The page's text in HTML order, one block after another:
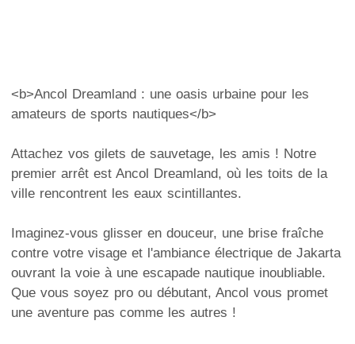
<b>Ancol Dreamland : une oasis urbaine pour les
amateurs de sports nautiques</b>
Attachez vos gilets de sauvetage, les amis ! Notre
premier arrêt est Ancol Dreamland, où les toits de la
ville rencontrent les eaux scintillantes.
Imaginez-vous glisser en douceur, une brise fraîche
contre votre visage et l'ambiance électrique de Jakarta
ouvrant la voie à une escapade nautique inoubliable.
Que vous soyez pro ou débutant, Ancol vous promet
une aventure pas comme les autres !